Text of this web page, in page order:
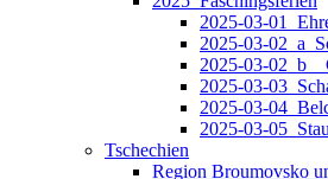
2025-03-
2025-03-
2025-03-
2025-03-
2025-03-
2025-03-
Tschechien
Region Broumovsko